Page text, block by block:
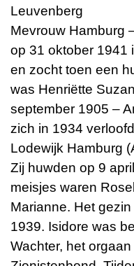
Leuvenberg
Mevrouw Hamburg
op 31 oktober 1941
en zocht toen een
was Henriëtte
september 1905 –
zich in 1934
Lodewijk Hamburg
Zij huwden op 9
meisjes waren
Marianne. Het
1939. Isidore was
Wachter, het